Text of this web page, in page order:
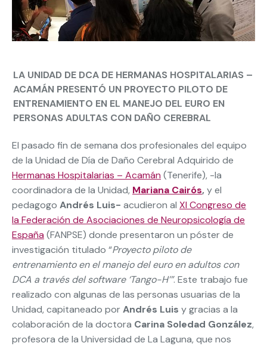
LA UNIDAD DE DCA DE HERMANAS HOSPITALARIAS –
ACAMÁN PRESENTÓ UN PROYECTO PILOTO DE
ENTRENAMIENTO EN EL MANEJO DEL EURO EN
PERSONAS ADULTAS CON DAÑO CEREBRAL
El pasado fin de semana dos profesionales del equipo
de la Unidad de Día de Daño Cerebral Adquirido de
Hermanas Hospitalarias – Acamán (Tenerife), -la
coordinadora de la Unidad, Mariana Cairós, y el
pedagogo Andrés Luis- acudieron al XI Congreso de
la Federación de Asociaciones de Neuropsicología de
España (FANPSE) donde presentaron un póster de
investigación titulado “Proyecto piloto de
entrenamiento en el manejo del euro en adultos con
DCA a través del software ‘Tango-H’”. Este trabajo fue
realizado con algunas de las personas usuarias de la
Unidad, capitaneado porAndrés Luis y gracias a la
colaboración de la doctora Carina Soledad González,
profesora de la Universidad de La Laguna, que nos